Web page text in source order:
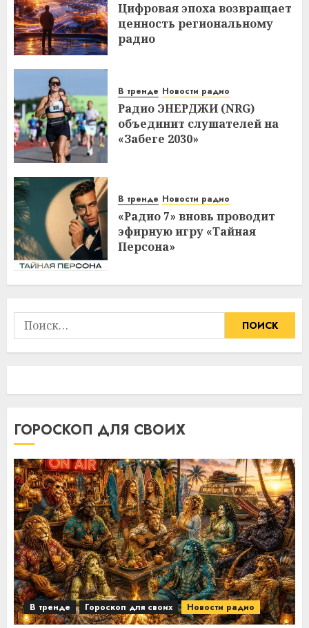
Цифровая эпоха возвращает
ценность региональному
радио
В тренде Новости радио
Радио ЭНЕРДЖИ (NRG)
объединит слушателей на
«Забеге 2030»
В тренде Новости радио
«Радио 7» вновь проводит
эфирную игру «Тайная
Персона»
Найти:
ГОРОСКОП ДЛЯ СВОИХ
В тренде Гороскоп для своих Новости радио